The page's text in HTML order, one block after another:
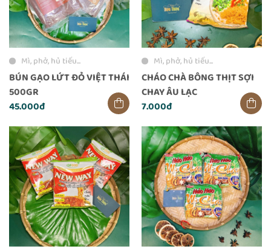
Mì, phở, hủ tiếu...
BÚN GẠO LỨT ĐỎ VIỆT THÁI
500GR
45.000đ
Mì, phở, hủ tiếu...
CHÁO CHÀ BÔNG THỊT SỢI
CHAY ÂU LẠC
7.000đ